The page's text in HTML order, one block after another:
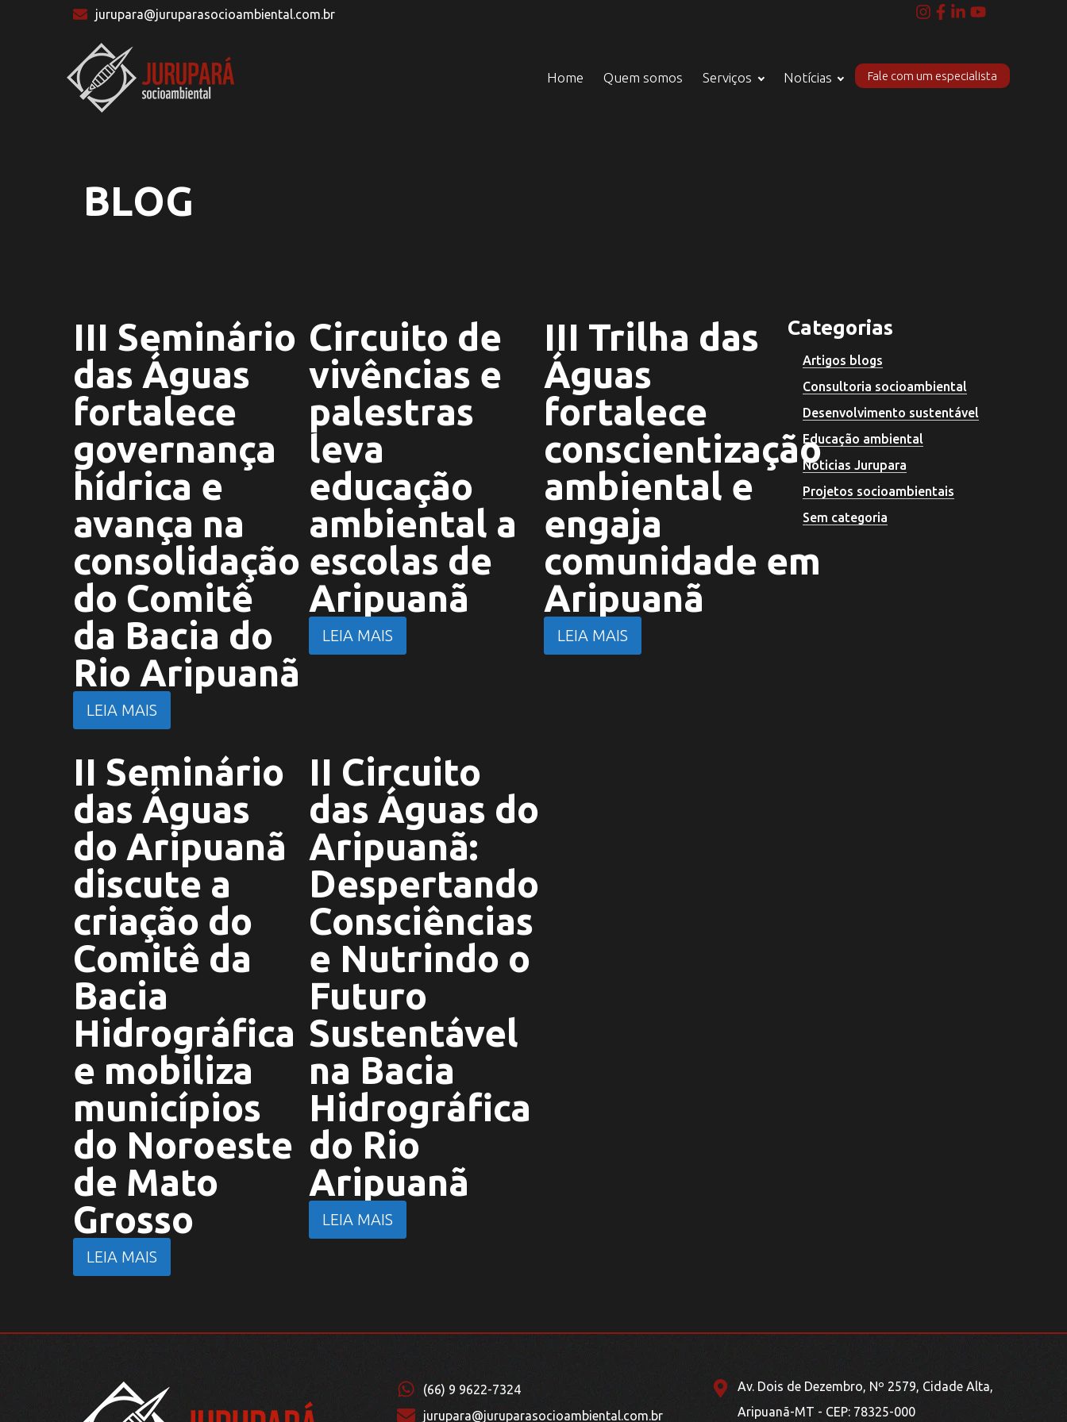
jurupara@juruparasocioambiental.com.br
Home Quem somos Serviços Notícias Fale com um especialista
BLOG
III Seminário
das Águas
fortalece
governança
hídrica e
avança na
consolidação
do Comitê
da Bacia do
Rio Aripuanã
LEIA MAIS
Circuito de
vivências e
palestras
leva
educação
ambiental a
escolas de
Aripuanã
LEIA MAIS
III Trilha das
Águas
fortalece
conscientização
ambiental e
engaja
comunidade em
Aripuanã
LEIA MAIS
II Seminário
das Águas
do Aripuanã
discute a
criação do
Comitê da
Bacia
Hidrográfica
e mobiliza
municípios
do Noroeste
de Mato
Grosso
LEIA MAIS
II Circuito
das Águas do
Aripuanã:
Despertando
Consciências
e Nutrindo o
Futuro
Sustentável
na Bacia
Hidrográfica
do Rio
Aripuanã
LEIA MAIS
Categorias
Artigos blogs
Consultoria socioambiental
Desenvolvimento sustentável
Educação ambiental
Noticias Jurupara
Projetos socioambientais
Sem categoria
(66) 9 9622-7324
jurupara@juruparasocioambiental.com.br
Av. Dois de Dezembro, Nº 2579, Cidade Alta,
Aripuanã-MT - CEP: 78325-000